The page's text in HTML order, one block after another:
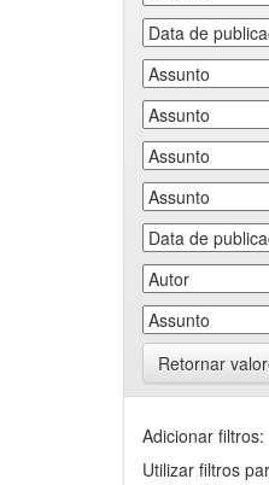
Retornar
Adicionar filtros:
Utilizar filtros